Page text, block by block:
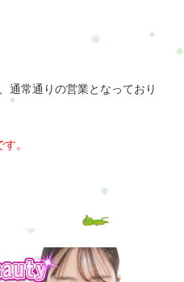
通常通りの営業となっており
。